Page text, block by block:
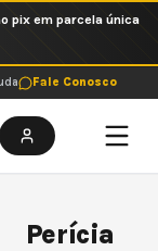
pix em parcela única
Fale Conosco